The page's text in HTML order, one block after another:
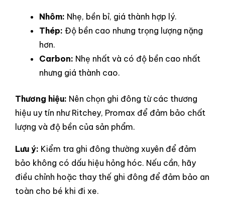
Nhôm: Nhẹ, bền bỉ, giá thành hợp lý.
Thép: Độ bền cao nhưng trọng lượng nặng
hơn.
Carbon: Nhẹ nhất và có độ bền cao nhất
nhưng giá thành cao.
Thương hiệu: Nên chọn ghi đông từ các thương
hiệu uy tín như Ritchey, Promax để đảm bảo chất
lượng và độ bền của sản phẩm.
Lưu ý: Kiểm tra ghi đông thường xuyên để đảm
bảo không có dấu hiệu hỏng hóc. Nếu cần, hãy
điều chỉnh hoặc thay thế ghi đông để đảm bảo an
toàn cho bé khi đi xe.